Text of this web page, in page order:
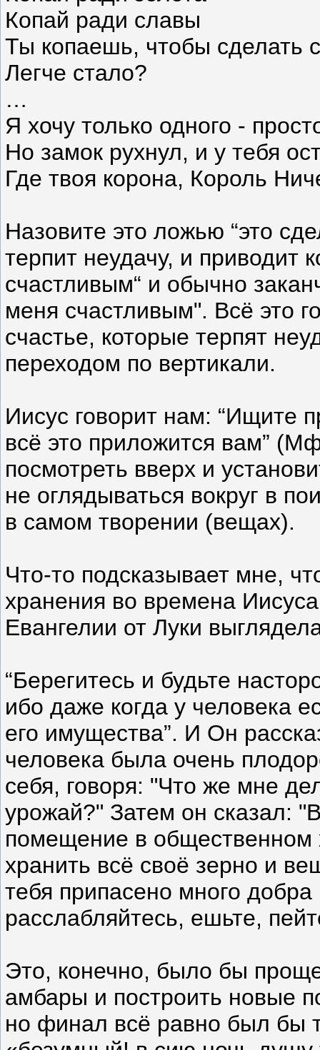
Копай ради славы
Ты копаешь, чтобы сделать
Легче стало?
…
Я хочу только одного -
Но замок рухнул, и у тебя
Где твоя корона, Король
Назовите это ложью “это
терпит неудачу, и приводит
счастливым“ и обычно
меня счастливым". Всё это
счастье, которые терпят
переходом по вертикали.
Иисус говорит нам: “Ищите
всё это приложится вам”
посмотреть вверх и
не оглядываться вокруг в
в самом творении (вещах).
Что-то подсказывает мне,
хранения во времена
Евангелии от Луки
“Берегитесь и будьте
ибо даже когда у человека
его имущества”. И Он
человека была очень
себя, говоря: "Что же мне
урожай?" Затем он сказал:
помещение в общественном
хранить всё своё зерно и
тебя припасено много
расслабляйтесь, ешьте,
Это, конечно, было бы
амбары и построить новые
но финал всё равно был бы